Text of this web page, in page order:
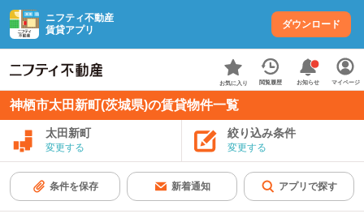
ニフティ不動産
賃貸アプリ
ダウンロード
お気に入り 閲覧履歴 お知らせ マイページ
神栖市太田新町(茨城県)の賃貸物件一覧
太田新町
変更する
絞り込み条件
変更する
条件を保存 新着通知 アプリで探す